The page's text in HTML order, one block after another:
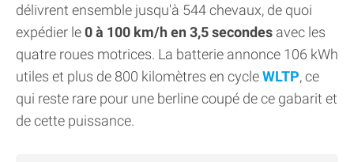
délivrent ensemble jusqu'à 544 chevaux, de quoi
expédier le0 à 100 km/h en 3,5 secondes avec les
quatre roues motrices. La batterie annonce 106 kWh
utiles et plus de 800 kilomètres en cycleWLTP, ce
qui reste rare pour une berline coupé de ce gabarit et
de cette puissance.